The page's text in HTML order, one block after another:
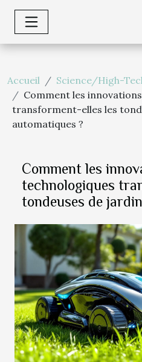
Accueil
Science/High-
Comment les
transforment-elles les
automatiques ?
Comment les
technologiques
tondeuses de